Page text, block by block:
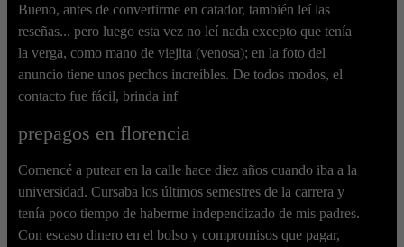
Bueno, antes de convertirme en catador, también leí las
reseñas... pero luego esta vez no leí nada excepto que tenía
la verga, como mano de viejita (venosa); en la foto del
anuncio tiene unos pechos increíbles. De todos modos, el
contacto fue fácil, brinda inf
prepagos en florencia
Comencé a putear en la calle hace diez años cuando iba a la
universidad. Cursaba los últimos semestres de la carrera y
tenía poco tiempo de haberme independizado de mis padres.
Con escaso dinero en el bolso y compromisos que pagar,